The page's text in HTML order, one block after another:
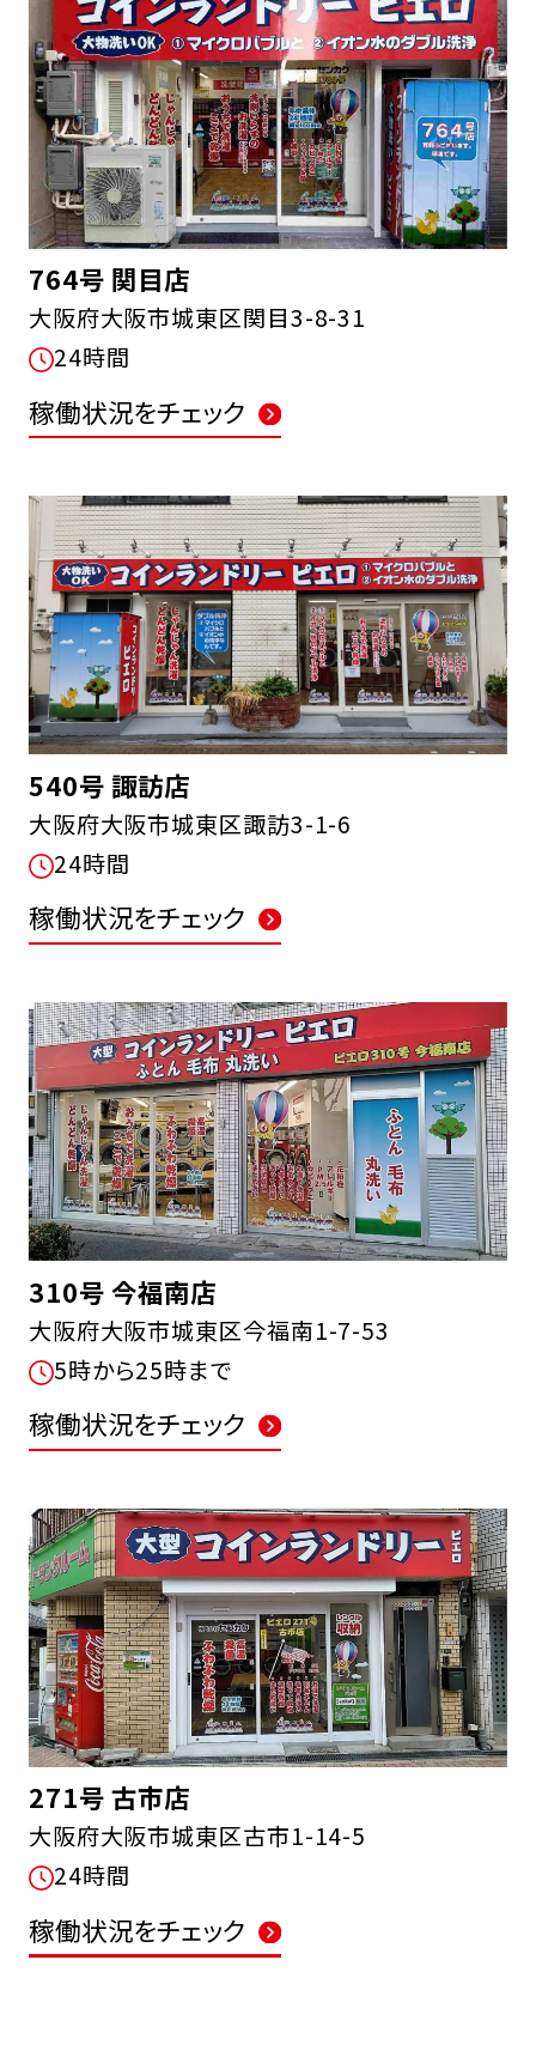
764号 関目店
大阪府大阪市城東区関目3-8-31
24時間
稼働状況をチェック
540号 諏訪店
大阪府大阪市城東区諏訪3-1-6
24時間
稼働状況をチェック
310号 今福南店
大阪府大阪市城東区今福南1-7-53
5時から25時まで
稼働状況をチェック
271号 古市店
大阪府大阪市城東区古市1-14-5
24時間
稼働状況をチェック